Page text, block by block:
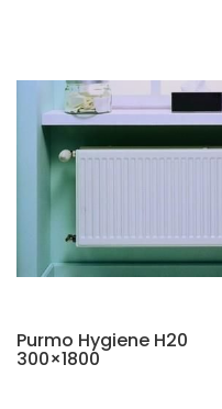
Purmo Hygiene H20
300×1800